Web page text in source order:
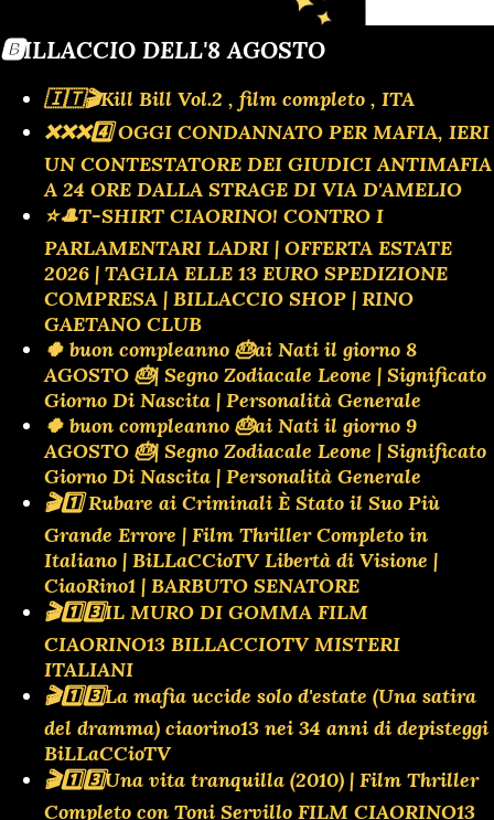
🅱️ILLACCIO DELL'8 AGOSTO
🇮🇹🎬Kill Bill Vol.2 , film completo , ITA
❌️❌️❌️4️⃣ OGGI CONDANNATO PER MAFIA, IERI
UN CONTESTATORE DEI GIUDICI ANTIMAFIA
A 24 ORE DALLA STRAGE DI VIA D'AMELIO
⭐🎩T-SHIRT CIAORINO! CONTRO I
PARLAMENTARI LADRI | OFFERTA ESTATE
2026 | TAGLIA ELLE 13 EURO SPEDIZIONE
COMPRESA | BILLACCIO SHOP | RINO
GAETANO CLUB
🍀 buon compleanno 🎂ai Nati il giorno 8
AGOSTO 🎂| Segno Zodiacale Leone | Significato
Giorno Di Nascita | Personalità Generale
🍀 buon compleanno 🎂ai Nati il giorno 9
AGOSTO 🎂| Segno Zodiacale Leone | Significato
Giorno Di Nascita | Personalità Generale
🎬1️⃣ Rubare ai Criminali È Stato il Suo Più
Grande Errore | Film Thriller Completo in
Italiano | BiLLaCCioTV Libertà di Visione |
CiaoRino1 | BARBUTO SENATORE
🎬1️⃣3️⃣IL MURO DI GOMMA FILM
CIAORINO13 BILLACCIOTV MISTERI
ITALIANI
🎬1️⃣3️⃣La mafia uccide solo d'estate (Una satira
del dramma) ciaorino13 nei 34 anni di depisteggi
BiLLaCCioTV
🎬1️⃣3️⃣Una vita tranquilla (2010) | Film Thriller
Completo con Toni Servillo FILM CIAORINO13